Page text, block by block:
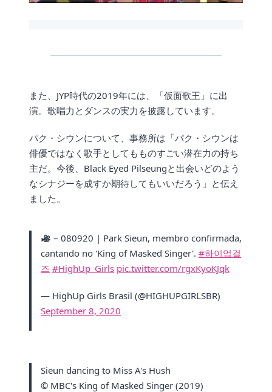
また、JYP時代の2019年には、「仮面歌王」に出
演。歌唱力とダンスの実力を披露しています。
パク・シウンについて、事務所は「パク・シウンは
俳優ではなく歌手としてもものすごい潜在力の持ち
主だ。今後、Black Eyed Pilseungと出会いどのよう
なシナジーを成すか期待してもいいだろう」と伝え
ました。
– 080920 | Park Sieun, membro confirmada,
cantando no 'King of Masked Singer'. #하이업걸
즈 #HighUp_Girls pic.twitter.com/rgxKyoKJqk
— HighUp Girls Brasil (@HIGHUPGIRLSBR)
September 8, 2020
Sieun dancing to Miss A's Hush
© MBC's King of Masked Singer (2019)